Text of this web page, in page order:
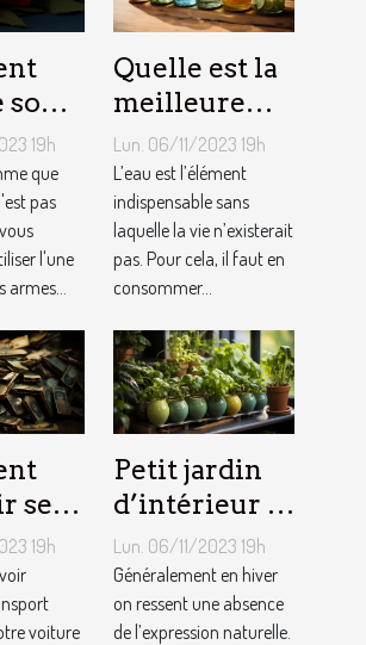
son
?19h
que
pas
l'une
Quelle est la
meilleure
quantité
d’eau qu’il
faut au
quotidien ?
Lun. 06/11/2023 19h
L’eau est l’élément
indispensable sans
laquelle la vie n’existerait
pas. Pour cela, il faut en
consommer...
ses
?
19h
voiture
Petit jardin
d’intérieur :
comment en
créer chez
soi ?
Lun. 06/11/2023 19h
Généralement en hiver
on ressent une absence
de l’expression naturelle.